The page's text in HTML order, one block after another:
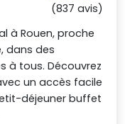
(837 avis)
à Rouen, proche
dans des
à tous. Découvrez
un accès facile
déjeuner buffet